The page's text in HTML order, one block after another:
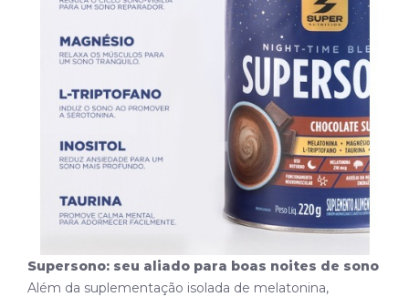
Supersono: seu aliado para boas noites de sono
Além da suplementação isolada de melatonina,